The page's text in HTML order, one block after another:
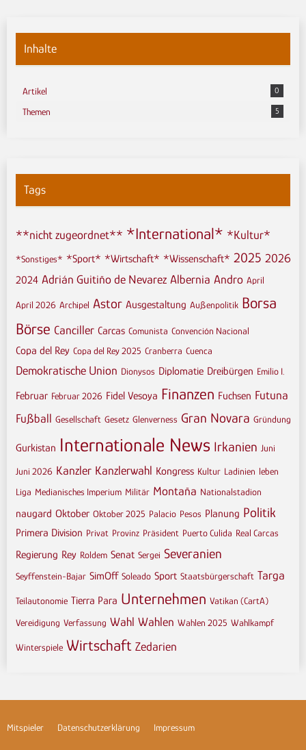
Inhalte
Artikel 0
Themen 5
Tags
**nicht zugeordnet** *International* *Kultur*
*Sonstiges* *Sport* *Wirtschaft* *Wissenschaft* 2025 2026
2024 Adrián Guitiño de Nevarez Albernia Andro April
April 2026 Archipel Astor Ausgestaltung Außenpolitik Borsa
Börse Canciller Carcas Comunista Convención Nacional
Copa del Rey Copa del Rey 2025 Cranberra Cuenca
Demokratische Union Dionysos Diplomatie Dreibürgen Emilio I.
Februar Februar 2026 Fidel Vesoya Finanzen Fuchsen Futuna
Fußball Gesellschaft Gesetz Glenverness Gran Novara Gründung
Gurkistan Internationale News Irkanien Juni
Juni 2026 Kanzler Kanzlerwahl Kongress Kultur Ladinien leben
Liga Medianisches Imperium Militär Montaña Nationalstadion
naugard Oktober Oktober 2025 Palacio Pesos Planung Politik
Primera Division Privat Provinz Präsident Puerto Culida Real Carcas
Regierung Rey Roldem Senat Sergei Severanien
Seyffenstein-Bajar SimOff Soleado Sport Staatsbürgerschaft Targa
Teilautonomie Tierra Para Unternehmen Vatikan (CartA)
Vereidigung Verfassung Wahl Wahlen Wahlen 2025 Wahlkampf
Winterspiele Wirtschaft Zedarien
Mitspieler Datenschutzerklärung Impressum